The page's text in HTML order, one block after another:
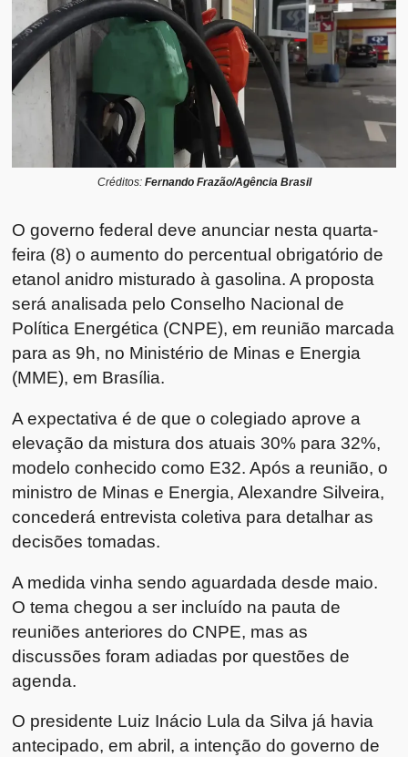
Créditos: Fernando Frazão/Agência Brasil
O governo federal deve anunciar nesta quarta-
feira (8) o aumento do percentual obrigatório de
etanol anidro misturado à gasolina. A proposta
será analisada pelo Conselho Nacional de
Política Energética (CNPE), em reunião marcada
para as 9h, no Ministério de Minas e Energia
(MME), em Brasília.
A expectativa é de que o colegiado aprove a
elevação da mistura dos atuais 30% para 32%,
modelo conhecido como E32. Após a reunião, o
ministro de Minas e Energia, Alexandre Silveira,
concederá entrevista coletiva para detalhar as
decisões tomadas.
A medida vinha sendo aguardada desde maio.
O tema chegou a ser incluído na pauta de
reuniões anteriores do CNPE, mas as
discussões foram adiadas por questões de
agenda.
O presidente Luiz Inácio Lula da Silva já havia
antecipado, em abril, a intenção do governo de